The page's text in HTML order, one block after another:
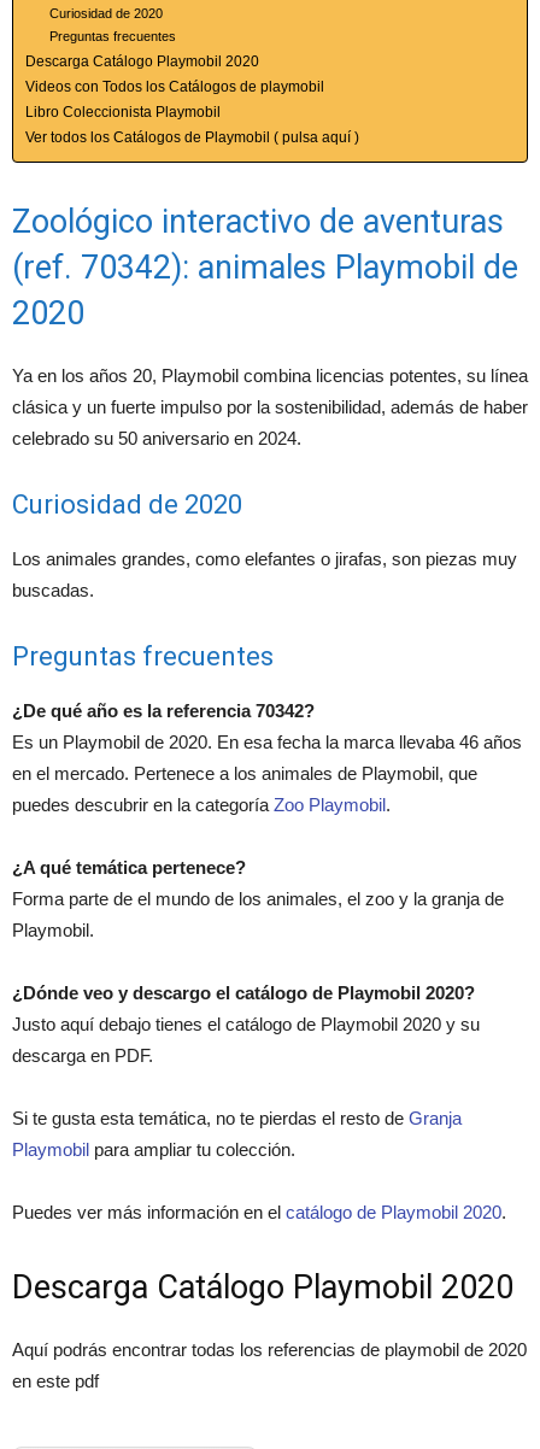
Curiosidad de 2020
Preguntas frecuentes
Descarga Catálogo Playmobil 2020
Videos con Todos los Catálogos de playmobil
Libro Coleccionista Playmobil
Ver todos los Catálogos de Playmobil ( pulsa aquí )
Zoológico interactivo de aventuras
(ref. 70342): animales Playmobil de
2020
Ya en los años 20, Playmobil combina licencias potentes, su línea
clásica y un fuerte impulso por la sostenibilidad, además de haber
celebrado su 50 aniversario en 2024.
Curiosidad de 2020
Los animales grandes, como elefantes o jirafas, son piezas muy
buscadas.
Preguntas frecuentes
¿De qué año es la referencia 70342?
Es un Playmobil de 2020. En esa fecha la marca llevaba 46 años
en el mercado. Pertenece a los animales de Playmobil, que
puedes descubrir en la categoría Zoo Playmobil.
¿A qué temática pertenece?
Forma parte de el mundo de los animales, el zoo y la granja de
Playmobil.
¿Dónde veo y descargo el catálogo de Playmobil 2020?
Justo aquí debajo tienes el catálogo de Playmobil 2020 y su
descarga en PDF.
Si te gusta esta temática, no te pierdas el resto de Granja
Playmobil para ampliar tu colección.
Puedes ver más información en el catálogo de Playmobil 2020.
Descarga Catálogo Playmobil 2020
Aquí podrás encontrar todas los referencias de playmobil de 2020
en este pdf